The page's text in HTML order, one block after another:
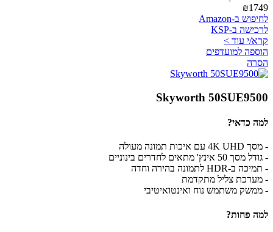
₪1749
לחיפוש ב-Amazon
לרכישה ב-KSP
קרא/י עוד >
הוספה למועדפים
הסרה
Skyworth 50SUE9500
למה כדאי?
- מסך 4K UHD עם איכות תמונה מעולה
- גודל מסך 50 אינץ' מתאים לחדרים בינוניים
- תמיכה ב-HDR לתמונה בהירה וחדה
- מערכת צליל מתקדמת
- ממשק משתמש נוח ואינטואיטיבי
למה פחות?